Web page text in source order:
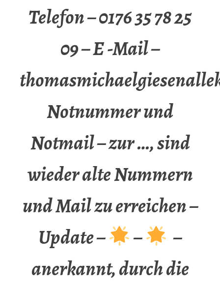
Telefon – 0176 35 78 25
09 – E -Mail –
Notnummer und
Notmail – zur …, sind
wieder alte Nummern
und Mail zu erreichen –
Update –
–
–
anerkannt, durch die